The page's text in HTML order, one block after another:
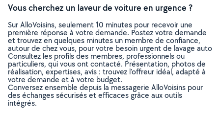
Vous cherchez un laveur de voiture en urgence ?
Sur AlloVoisins, seulement 10 minutes pour recevoir une
première réponse à votre demande. Postez votre demande
et trouvez en quelques minutes un membre de confiance,
autour de chez vous, pour votre besoin urgent de lavage auto
Consultez les profils des membres, professionnels ou
particuliers, qui vous ont contacté. Présentation, photos de
réalisation, expertises, avis : trouvez l'offreur idéal, adapté à
votre demande et à votre budget.
Conversez ensemble depuis la messagerie AlloVoisins pour
des échanges sécurisés et efficaces grâce aux outils
intégrés.